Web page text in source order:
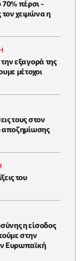
πέρσι -
χειμώνα η
εξαγορά της
μέτοχοι
τους στον
αποζημίωσης
του
η είσοδος
στην
Ευρωπαϊκή